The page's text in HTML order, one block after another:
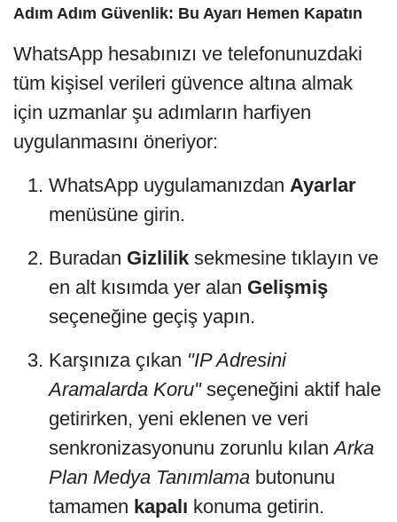
Adım Adım Güvenlik: Bu Ayarı Hemen Kapatın
WhatsApp hesabınızı ve telefonunuzdaki
tüm kişisel verileri güvence altına almak
için uzmanlar şu adımların harfiyen
uygulanmasını öneriyor:
WhatsApp uygulamanızdan Ayarlar
menüsüne girin.
Buradan Gizlilik sekmesine tıklayın ve
en alt kısımda yer alan Gelişmiş
seçeneğine geçiş yapın.
Karşınıza çıkan "IP Adresini
Aramalarda Koru"seçeneğini aktif hale
getirirken, yeni eklenen ve veri
senkronizasyonunu zorunlu kılanArka
Plan Medya Tanımlama butonunu
tamamen kapalı konuma getirin.